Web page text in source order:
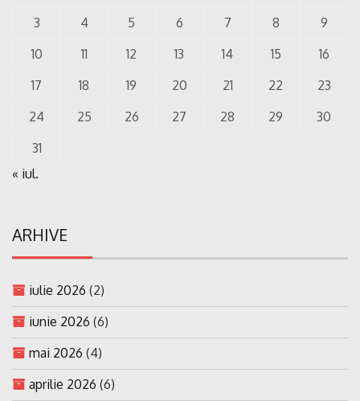
3
4 5 6 7 8
9
10
11 12 13 14 15
16
17
18 19 20 21 22
23
24
25 26 27 28 29
30
31
« iul.
ARHIVE
iulie 2026 (2)
iunie 2026 (6)
mai 2026 (4)
aprilie 2026 (6)